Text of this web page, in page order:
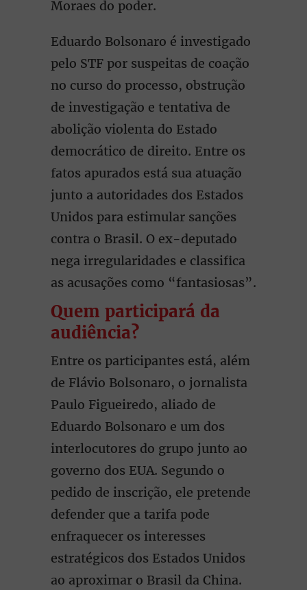
Moraes do poder.
Eduardo Bolsonaro é investigado
pelo STF por suspeitas de coação
no curso do processo, obstrução
de investigação e tentativa de
abolição violenta do Estado
democrático de direito. Entre os
fatos apurados está sua atuação
junto a autoridades dos Estados
Unidos para estimular sanções
contra o Brasil. O ex-deputado
nega irregularidades e classifica
as acusações como “fantasiosas”.
Quem participará da
audiência?
Entre os participantes está, além
de Flávio Bolsonaro, o jornalista
Paulo Figueiredo, aliado de
Eduardo Bolsonaro e um dos
interlocutores do grupo junto ao
governo dos EUA. Segundo o
pedido de inscrição, ele pretende
defender que a tarifa pode
enfraquecer os interesses
estratégicos dos Estados Unidos
ao aproximar o Brasil da China.